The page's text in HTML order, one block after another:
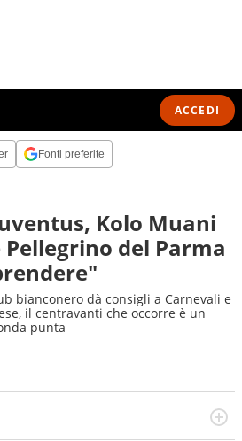
ACCEDI
Fonti preferite
Kolo Muani
del Parma
bianconero dà consigli a Carnevali e
il centravanti che occorre è un
punta